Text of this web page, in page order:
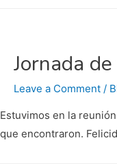
Jornada
Leave a Comment /
Estuvimos en la
que encontraron.